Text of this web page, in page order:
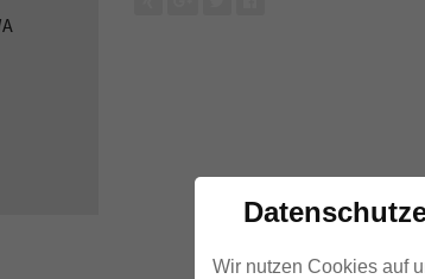
Wir nutzen Cookies auf